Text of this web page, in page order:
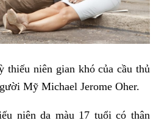
niên gian khó của cầu thủ
Mỹ Michael Jerome Oher.
niên da màu 17 tuổi có thân